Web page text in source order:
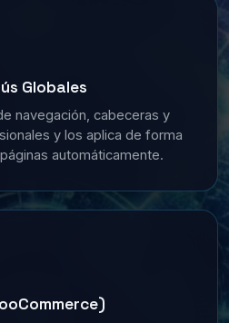
Globales
navegación, cabeceras y
y los aplica de forma
automáticamente.